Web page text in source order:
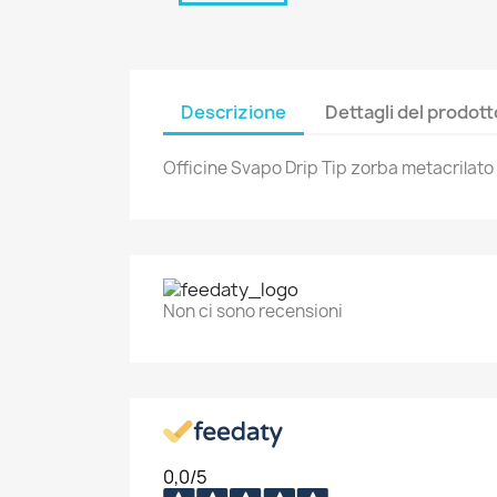
Descrizione Dettagli del
Officine Svapo Drip Tip zorba metacrilato
Non ci sono recensioni
0,0/5